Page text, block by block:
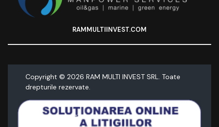
RAMMULTIINVEST.COM
Copyright © 2026 RAM MULTI INVEST SRL. Toate
drepturile rezervate.